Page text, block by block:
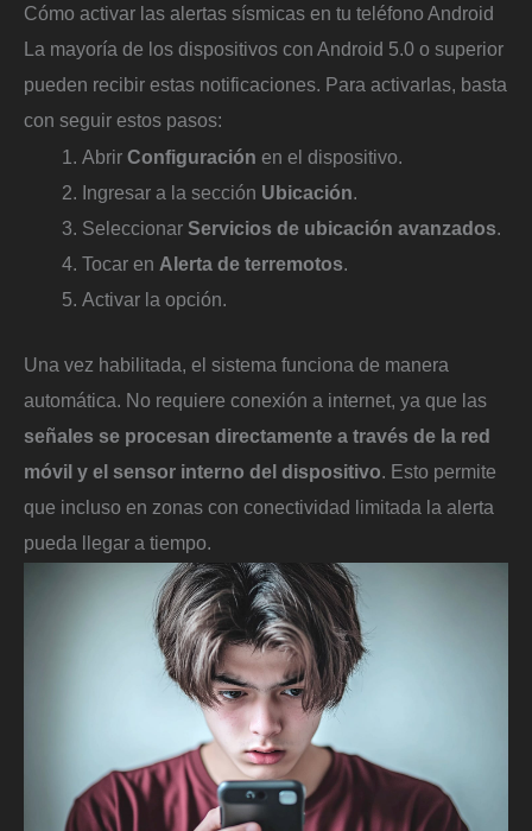
Cómo activar las alertas sísmicas en tu teléfono Android
La mayoría de los dispositivos con Android 5.0 o superior
pueden recibir estas notificaciones. Para activarlas, basta
con seguir estos pasos:
AbrirConfiguración en el dispositivo.
Ingresar a la sección Ubicación.
SeleccionarServicios de ubicación avanzados.
Tocar en Alerta de terremotos.
Activar la opción.
Una vez habilitada, el sistema funciona de manera
automática. No requiere conexión a internet, ya que las
señales se procesan directamente a través de la red
móvil y el sensor interno del dispositivo. Esto permite
que incluso en zonas con conectividad limitada la alerta
pueda llegar a tiempo.